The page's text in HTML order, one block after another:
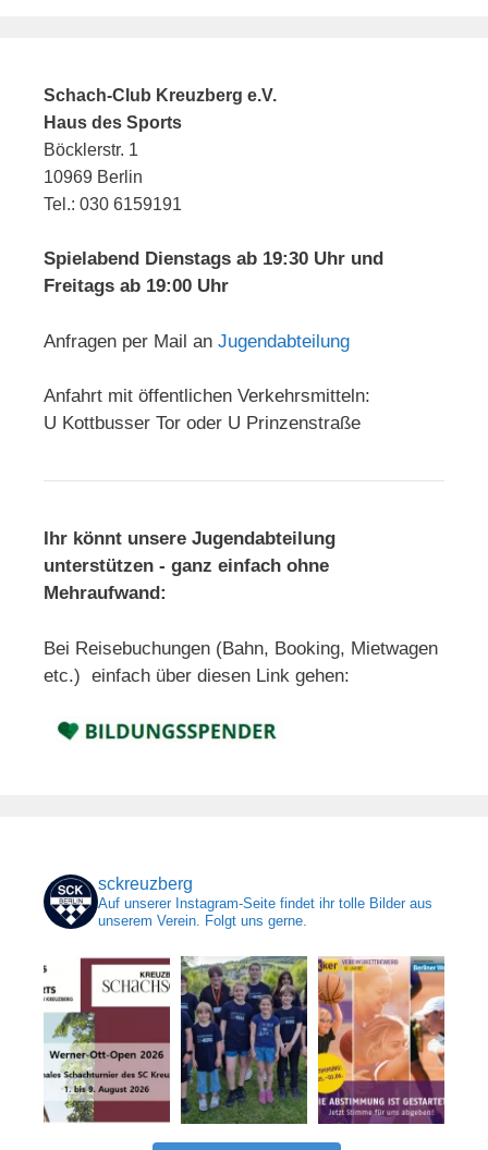
Schach-Club Kreuzberg e.V.
Haus des Sports
Böcklerstr. 1
10969 Berlin
Tel.: 030 6159191
Spielabend Dienstags ab 19:30 Uhr und
Freitags ab 19:00 Uhr
Anfragen per Mail an Jugendabteilung
Anfahrt mit öffentlichen Verkehrsmitteln:
U Kottbusser Tor oder U Prinzenstraße
Ihr könnt unsere Jugendabteilung
unterstützen - ganz einfach ohne
Mehraufwand:
Bei Reisebuchungen (Bahn, Booking, Mietwagen
etc.) einfach über diesen Link gehen:
sckreuzberg
Auf unserer Instagram-Seite findet ihr tolle Bilder aus
unserem Verein. Folgt uns gerne.